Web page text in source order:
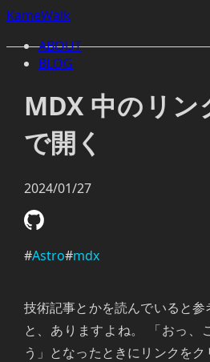
KameWalk
ABOUT
BLOG
MDX 中のリ
で開く
2024/01/27
#Astro#mdx
技術記事とかを読んでいると参
と、ありますよね。 「おっ、
う」となったときにリンクを